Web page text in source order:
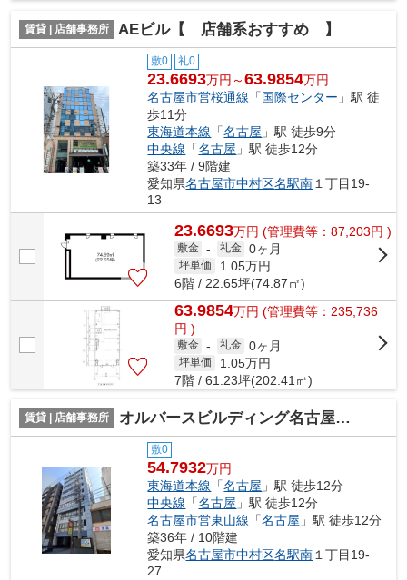
賃貸 | 店舗事務所 AEビル【 店舗系おすすめ 】
敷0 礼0
23.6693万円～63.9854万円
名古屋市営桜通線 「国際センター 」駅 徒
歩11分
東海道本線 「名古屋 」駅 徒歩9分
中央線 「名古屋 」駅 徒歩12分
築33年 / 9階建
愛知県名古屋市中村区名駅南 １丁目19-
13
23.6693万円 (管理費等：87,203円 )
敷金 - 礼金 0ヶ月
坪単価 1.05万円
6階 / 22.65坪(74.87㎡)
63.9854万円 (管理費等：235,736
円 )
敷金 - 礼金 0ヶ月
坪単価 1.05万円
7階 / 61.23坪(202.41㎡)
賃貸 | 店舗事務所 オルバースビルディング名古屋【 サロン系おすすめ 】
敷0
54.7932万円
東海道本線 「名古屋 」駅 徒歩12分
中央線 「名古屋 」駅 徒歩12分
名古屋市営東山線 「名古屋 」駅 徒歩12分
築36年 / 10階建
愛知県名古屋市中村区名駅南１丁目19-
27